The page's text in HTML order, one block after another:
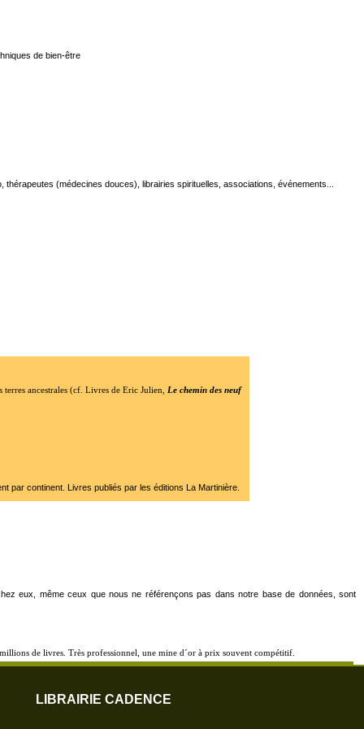
de bien-être
(médecines douces), librairies spirituelles, associations, événements...
ancestrales (cf. Livres de Eric Julien, Le chemin des neuf
par continent. Livres publiés par les éditions La Martinière.
eux, même ceux que nous ne référençons pas dans notre base de données, sont
de livres. Très professionnel, une mine d´or à prix souvent compétitif.
LIBRAIRIE CADENCE